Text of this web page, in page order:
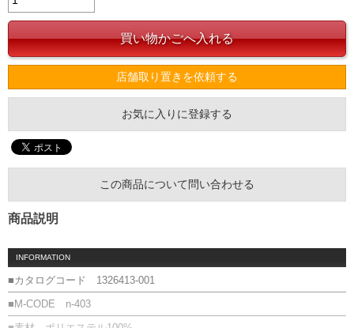
店舗取り置きを依頼する
お気に入りに登録する
この商品について問い合わせる
商品説明
INFORMATION
■カタログコード 1326413-001
■M-CODE n-403